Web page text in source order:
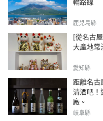
鹿兒島縣
[從名古
大產地常
愛知縣
距離名
清酒吧！
廠。
岐阜縣